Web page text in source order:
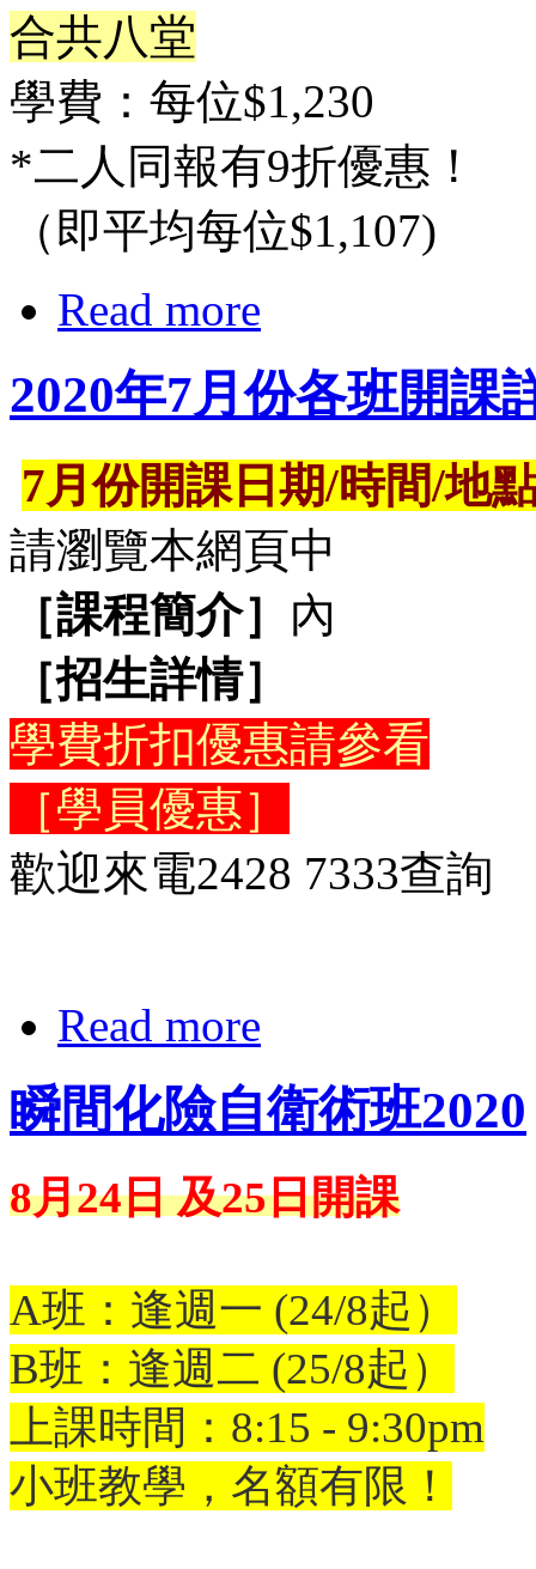
合共八堂
學費：每位$1,230
*二人同報有9折優惠！
（即平均每位$1,107)
Read more
2020年7月份各班開課
7月份開課日期/時間/地
請瀏覽本網頁中
［課程簡介］ 內
［招生詳情］
學費折扣優惠請參看
［學員優惠］
歡迎來電2428 7333查詢
Read more
瞬間化險自衛術班2020
8月24日 及25日開課
A班：逢週一 (24/8起）
B班：逢週二 (25/8起）
上課時間：8:15 - 9:30pm
小班教學，名額有限！